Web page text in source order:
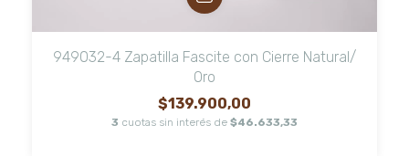
949032-4 Zapatilla Fascite con Cierre Natural/
Oro
$139.900,00
3 cuotas sin interés de $46.633,33